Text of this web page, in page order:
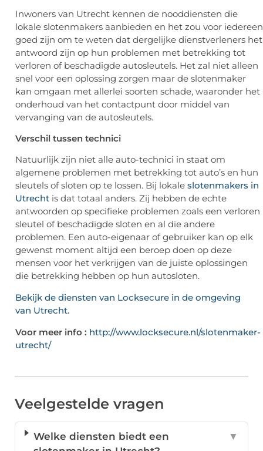
Inwoners van Utrecht kennen de nooddiensten die
lokale slotenmakers aanbieden en het zou voor iedereen
goed zijn om te weten dat dergelijke dienstverleners het
antwoord zijn op hun problemen met betrekking tot
verloren of beschadigde autosleutels. Het zal niet alleen
snel voor een oplossing zorgen maar de slotenmaker
kan omgaan met allerlei soorten schade, waaronder het
onderhoud van het contactpunt door middel van
vervanging van de autosleutels.
Verschil tussen technici
Natuurlijk zijn niet alle auto-technici in staat om
algemene problemen met betrekking tot auto’s en hun
sleutels of sloten op te lossen. Bij lokale slotenmakers in
Utrecht is dat totaal anders. Zij hebben de echte
antwoorden op specifieke problemen zoals een verloren
sleutel of beschadigde sloten en al die andere
problemen. Een auto-eigenaar of gebruiker kan op elk
gewenst moment altijd een beroep doen op deze
mensen voor het verkrijgen van de juiste oplossingen
die betrekking hebben op hun autosloten.
Bekijk de diensten van Locksecure in de omgeving
van Utrecht.
Voor meer info : http://www.locksecure.nl/slotenmaker-
utrecht/
Veelgestelde vragen
Welke diensten biedt een
▼